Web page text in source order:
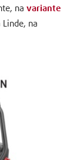
navariante
na